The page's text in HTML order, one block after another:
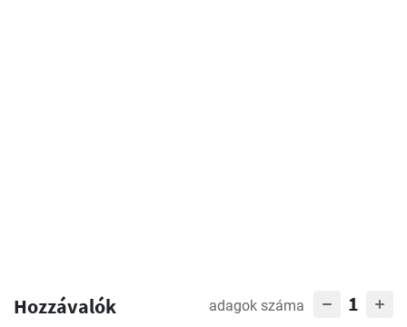
Hozzávalók adagok száma 1